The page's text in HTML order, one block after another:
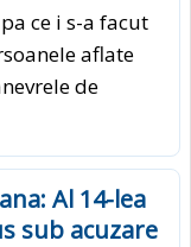
ce i s-a facut
aflate
de
Al 14-lea
sub acuzare